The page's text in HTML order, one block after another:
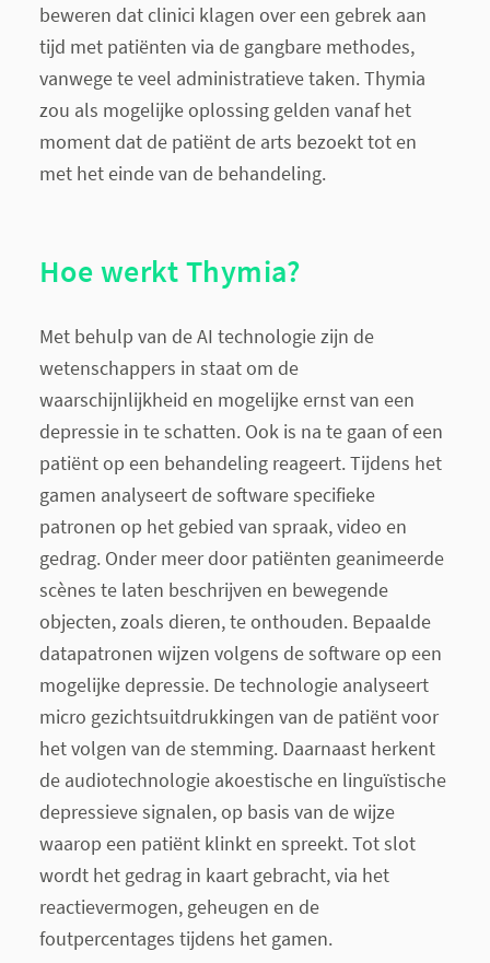
beweren dat clinici klagen over een gebrek aan
tijd met patiënten via de gangbare methodes,
vanwege te veel administratieve taken. Thymia
zou als mogelijke oplossing gelden vanaf het
moment dat de patiënt de arts bezoekt tot en
met het einde van de behandeling.
Hoe werkt Thymia?
Met behulp van de AI technologie zijn de
wetenschappers in staat om de
waarschijnlijkheid en mogelijke ernst van een
depressie in te schatten. Ook is na te gaan of een
patiënt op een behandeling reageert. Tijdens het
gamen analyseert de software specifieke
patronen op het gebied van spraak, video en
gedrag. Onder meer door patiënten geanimeerde
scènes te laten beschrijven en bewegende
objecten, zoals dieren, te onthouden. Bepaalde
datapatronen wijzen volgens de software op een
mogelijke depressie. De technologie analyseert
micro gezichtsuitdrukkingen van de patiënt voor
het volgen van de stemming. Daarnaast herkent
de audiotechnologie akoestische en linguïstische
depressieve signalen, op basis van de wijze
waarop een patiënt klinkt en spreekt. Tot slot
wordt het gedrag in kaart gebracht, via het
reactievermogen, geheugen en de
foutpercentages tijdens het gamen.